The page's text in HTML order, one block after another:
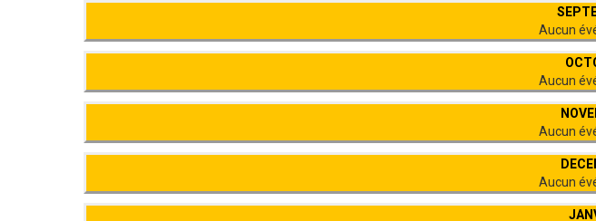
Aucun
Aucun
Aucun
Aucun